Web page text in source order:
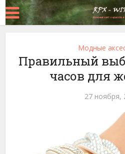
Модные
Правильный
часов для
27 ноября,